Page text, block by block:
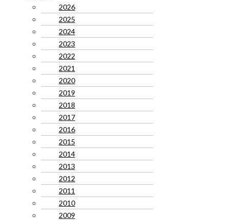
2026
2025
2024
2023
2022
2021
2020
2019
2018
2017
2016
2015
2014
2013
2012
2011
2010
2009